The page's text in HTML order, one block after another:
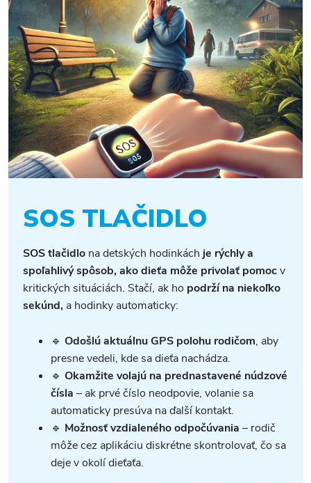
SOS TLAČIDLO
SOS tlačidlo na detských hodinkách je rýchly a
spoľahlivý spôsob, ako dieťa môže privolať pomocv
kritických situáciách. Stačí, ak ho podrží na niekoľko
sekúnd, a hodinky automaticky:
🔹Odošlú aktuálnu GPS polohu rodičom, aby
presne vedeli, kde sa dieťa nachádza.
🔹Okamžite volajú na prednastavené núdzové
čísla – ak prvé číslo neodpovie, volanie sa
automaticky presúva na ďalší kontakt.
🔹 Možnosť vzdialeného odpočúvania – rodič
môže cez aplikáciu diskrétne skontrolovať, čo sa
deje v okolí dieťaťa.